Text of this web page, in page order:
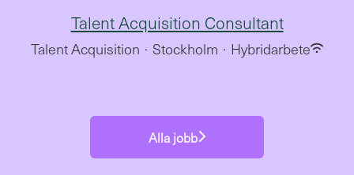
Talent Acquisition Consultant
Talent Acquisition · Stockholm · Hybridarbete
Alla jobb